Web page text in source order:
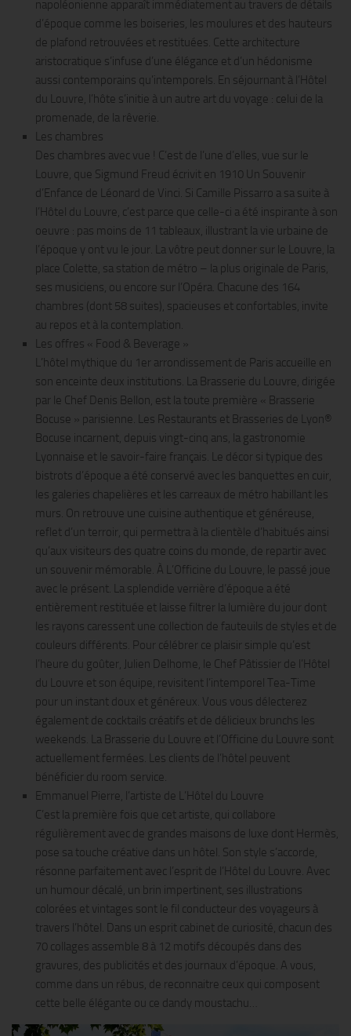
napoléonienne apparaît immédiatement au travers de détails
d’époque comme les boiseries, les moulures et des hauteurs
de plafond retrouvées et restituées. Cette architecture
aristocratique s’infuse d’une élégance et d’un hédonisme
aussi contemporains qu’intemporels. En séjournant à l’Hôtel
du Louvre, l’hôte s’initie à un autre art du voyage : celui de la
promenade, de la rêverie.
Les chambres
Des chambres avec vue ! C’est de l’une d’elles, vue sur le
Louvre, que Sigmund Freud écrivit en 1910 Un Souvenir
d’Enfance de Léonard de Vinci. Si Camille Pissarro a sa suite à
l’Hôtel du Louvre, c’est parce que celle-ci a été inspirante à son
oeuvre : pas moins de 11 tableaux, illustrant la vie urbaine de
l’époque y ont vu le jour. La vôtre peut donner sur le Louvre, la
place Colette, sa station de métro – la plus originale de Paris,
ses musiciens, ou encore sur l’Opéra. Chacune des 164
chambres (dont 58 suites), spacieuses et confortables, invite
au repos et à la contemplation.
Les offres « Food & Beverage »
L’hôtel mythique du 1er arrondissement de Paris accueille en
son enceinte deux institutions. La Brasserie du Louvre, dirigée
par le Chef Denis Bellon, est la toute première « Brasserie
Bocuse » parisienne. Les Restaurants et Brasseries de Lyon®
Bocuse incarnent, depuis vingt-cinq ans, la gastronomie
Lyonnaise et le savoir-faire français. Le décor si typique des
bistrots d’époque a été conservé avec les banquettes en cuir,
les galeries chapelières et les carreaux de métro habillant les
murs. On retrouve une cuisine authentique et généreuse,
reflet d’un terroir, qui permettra à la clientèle d’habitués ainsi
qu’aux visiteurs des quatre coins du monde, de repartir avec
un souvenir mémorable. À L’Officine du Louvre, le passé joue
avec le présent. La splendide verrière d’époque a été
entièrement restituée et laisse filtrer la lumière du jour dont
les rayons caressent une collection de fauteuils de styles et de
couleurs différents. Pour célébrer ce plaisir simple qu’est
l’heure du goûter, Julien Delhome, le Chef Pâtissier de l’Hôtel
du Louvre et son équipe, revisitent l’intemporel Tea-Time
pour un instant doux et généreux. Vous vous délecterez
également de cocktails créatifs et de délicieux brunchs les
weekends. La Brasserie du Louvre et l’Officine du Louvre sont
actuellement fermées. Les clients de l’hôtel peuvent
bénéficier du room service.
Emmanuel Pierre, l’artiste de L’Hôtel du Louvre
C’est la première fois que cet artiste, qui collabore
régulièrement avec de grandes maisons de luxe dont Hermès,
pose sa touche créative dans un hôtel. Son style s’accorde,
résonne parfaitement avec l’esprit de l’Hôtel du Louvre. Avec
un humour décalé, un brin impertinent, ses illustrations
colorées et vintages sont le fil conducteur des voyageurs à
travers l’hôtel. Dans un esprit cabinet de curiosité, chacun des
70 collages assemble 8 à 12 motifs découpés dans des
gravures, des publicités et des journaux d’époque. A vous,
comme dans un rébus, de reconnaitre ceux qui composent
cette belle élégante ou ce dandy moustachu…